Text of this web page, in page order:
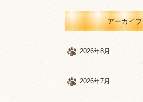
アーカイブ
2026年8月
2026年7月